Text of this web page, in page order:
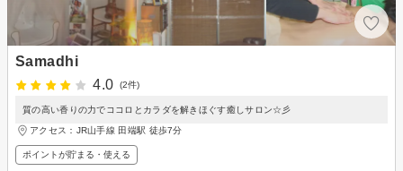
Samadhi
4.0
(2件)
質の高い香りの力でココロとカラダを解きほぐす癒しサロン☆彡
アクセス：JR山手線 田端駅 徒歩7分
ポイントが貯まる・使える